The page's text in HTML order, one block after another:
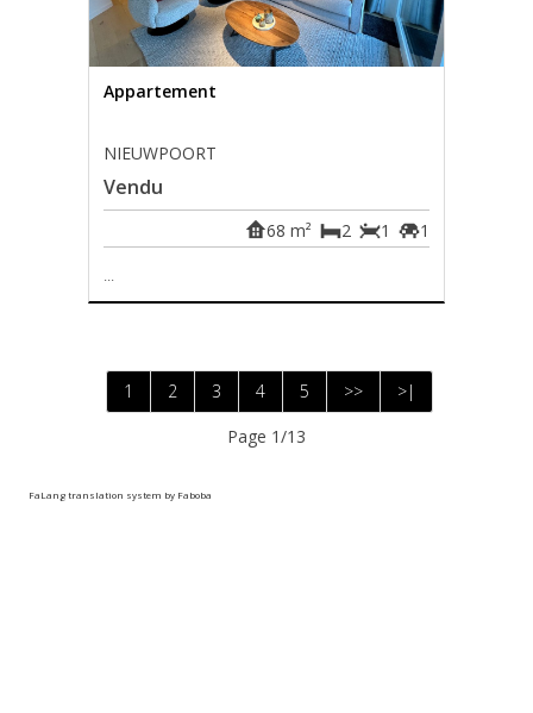
Appartement
NIEUWPOORT
Vendu
1
1
2
68 m²
...
1 2 3 4 5 >>
>|
Page 1/13
FaLang translation system by Faboba